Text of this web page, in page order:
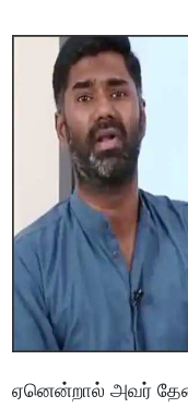
ஏனென்றால் அவர்